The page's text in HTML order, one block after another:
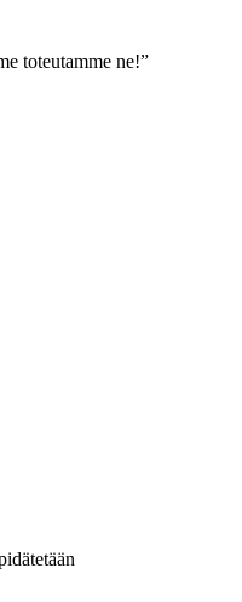
toteutamme ne!”